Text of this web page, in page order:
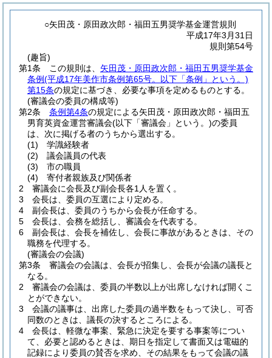
○矢田茂・原田政次郎・福田五男奨学基金運営規則
平成17年3月31日
規則第54号
(趣旨)
第1条
この規則は、 矢田茂・原田政次郎・福田五男奨学基金
条例(平成17年美作市条例第65号。以下「条例」という。)
第15条の規定に基づき、必要な事項を定めるものとする。
(審議会の委員の構成等)
第2条
条例第4条の規定による矢田茂・原田政次郎・福田五
男育英資金運営審議会(以下「審議会」という。)の委員
は、次に掲げる者のうちから選出する。
(1)
学識経験者
(2)
議会議員の代表
(3)
市の職員
(4)
寄付者親族及び関係者
2
審議会に会長及び副会長各1人を置く。
3
会長は、委員の互選により定める。
4
副会長は、委員のうちから会長が任命する。
5
会長は、会務を総括し、審議会を代表する。
6
副会長は、会長を補佐し、会長に事故があるときは、その
職務を代理する。
(審議会の会議)
第3条
審議会の会議は、会長が招集し、会長が会議の議長と
なる。
2
審議会の会議は、委員の半数以上が出席しなければ開くこ
とができない。
3
会議の議事は、出席した委員の過半数をもって決し、可否
同数のときは、議長の決するところによる。
4
会長は、軽微な事案、緊急に決定を要する事案等につい
て、必要と認めるときは、期日を指定して書面又は電磁的
記録により委員の賛否を求め、その結果をもって会議の議